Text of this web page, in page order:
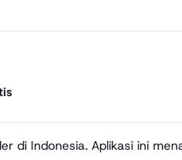
di Indonesia. Aplikasi ini